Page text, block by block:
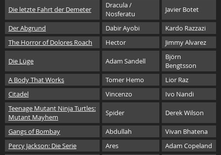
Die letzte Fahrt der Demeter
Dracula /
Nosferatu
Javier Botet
Der Abgrund Dabir Ayobi
Kardo Razzazi
The Horror of Dolores Roach
Hector Jimmy Alvarez
Die Lüge Adam Sandell
Björn
Bengtsson
A Body That Works
Tomer Hemo
Lior Raz
Citadel
Vincenzo
Ivo Nandi
Teenage Mutant Ninja Turtles:
Mutant Mayhem
Spider Derek Wilson
Gangs of Bombay Abdullah
Vivan Bhatena
Percy Jackson: Die Serie
Ares
Adam Copeland